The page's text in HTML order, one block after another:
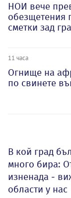
НОИ вече
обезщетения
сметки зад
11 часа
Огнище на
по свинете
В кой град
много бира:
изненада -
области у нас